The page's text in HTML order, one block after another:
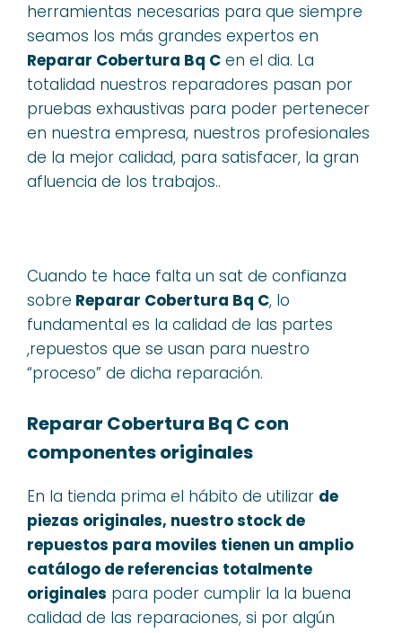
herramientas necesarias para que siempre
seamos los más grandes expertos en
Reparar Cobertura Bq C en el dia. La
totalidad nuestros reparadores pasan por
pruebas exhaustivas para poder pertenecer
en nuestra empresa, nuestros profesionales
de la mejor calidad, para satisfacer, la gran
afluencia de los trabajos..
Cuando te hace falta un sat de confianza
sobre Reparar Cobertura Bq C, lo
fundamental es la calidad de las partes
,repuestos que se usan para nuestro
“proceso” de dicha reparación.
Reparar Cobertura Bq C con
componentes originales
En la tienda prima el hábito de utilizar de
piezas originales, nuestro stock de
repuestos para moviles tienen un amplio
catálogo de referencias totalmente
originales para poder cumplir la la buena
calidad de las reparaciones, si por algún